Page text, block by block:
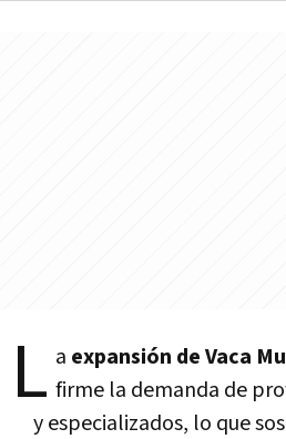
L a expansión deVaca
firme la demanda de
y especializados, lo que